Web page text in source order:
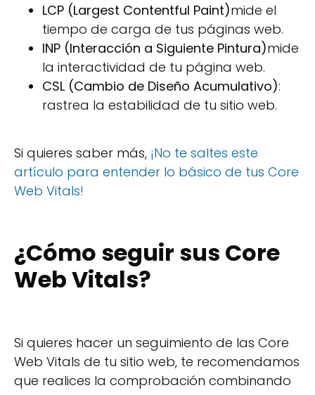
LCP (Largest Contentful Paint)mide el
tiempo de carga de tus páginas web.
INP (Interacción a Siguiente Pintura)mide
la interactividad de tu página web.
CSL (Cambio de Diseño Acumulativo):
rastrea la estabilidad de tu sitio web.
Si quieres saber más, ¡No te saltes este
artículo para entender lo básico de tus Core
Web Vitals!
¿Cómo seguir sus Core
Web Vitals?
Si quieres hacer un seguimiento de las Core
Web Vitals de tu sitio web, te recomendamos
que realices la comprobación combinando